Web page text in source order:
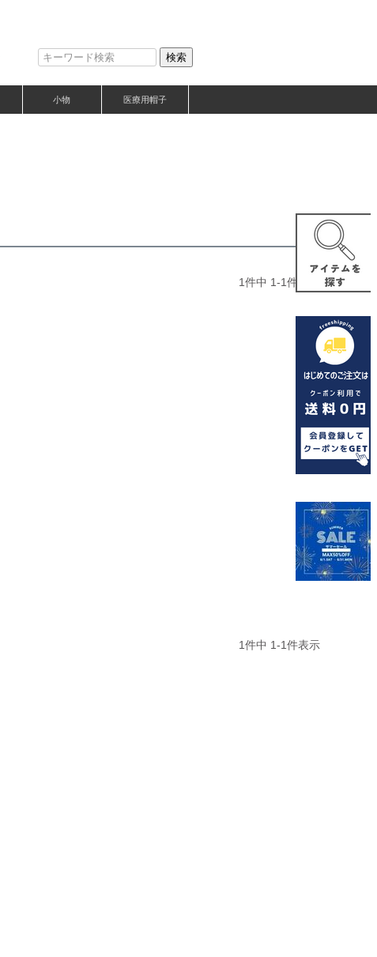
検索
小物 医療用帽子
1件中 1-1件表示
1件中 1-1件表示